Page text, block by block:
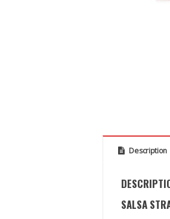
Description
SALSA